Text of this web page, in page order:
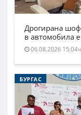
Дрогирана
в автомобила
06.08.2026
БУРГАС